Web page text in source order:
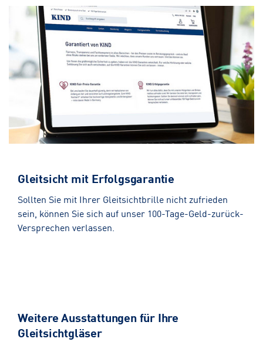
Gleitsicht mit Erfolgsgarantie
Sollten Sie mit Ihrer Gleitsichtbrille nicht zufrieden
sein, können Sie sich auf unser 100-Tage-Geld-zurück-
Versprechen verlassen.
Weitere Ausstattungen für Ihre
Gleitsichtgläser